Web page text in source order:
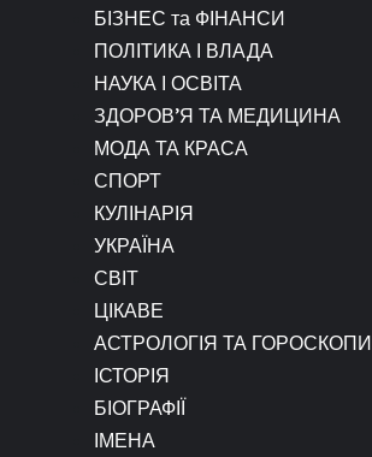
БІЗНЕС та ФІНАНСИ
ПОЛІТИКА І ВЛАДА
НАУКА І ОСВІТА
ЗДОРОВ’Я ТА МЕДИЦИНА
МОДА ТА КРАСА
СПОРТ
КУЛІНАРІЯ
УКРАЇНА
СВІТ
ЦІКАВЕ
АСТРОЛОГІЯ ТА ГОРОСКОПИ
ІСТОРІЯ
БІОГРАФІЇ
ІМЕНА